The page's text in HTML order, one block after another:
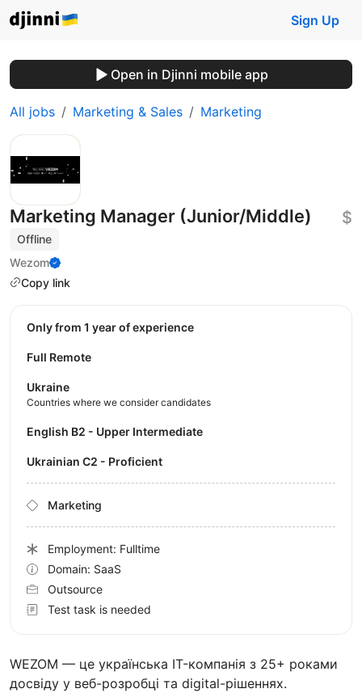
Sign Up
Open in Djinni mobile app
All jobs Marketing & Sales Marketing
Marketing Manager (Junior/Middle)
Offline
Wezom
Copy link
$
WEZOM — це українська IT-компанія з 25+ роками
досвіду у веб-розробці та digital-рішеннях.
Only from 1 year of experience
Full Remote
Ukraine
Countries where we consider candidates
English B2 - Upper Intermediate
Ukrainian C2 - Proficient
Marketing
Employment: Fulltime
Domain: SaaS
Outsource
Test task is needed